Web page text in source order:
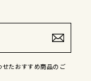
たおすすめ商品のご